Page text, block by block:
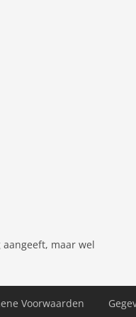
met andere
maar wel
Voorwaarden